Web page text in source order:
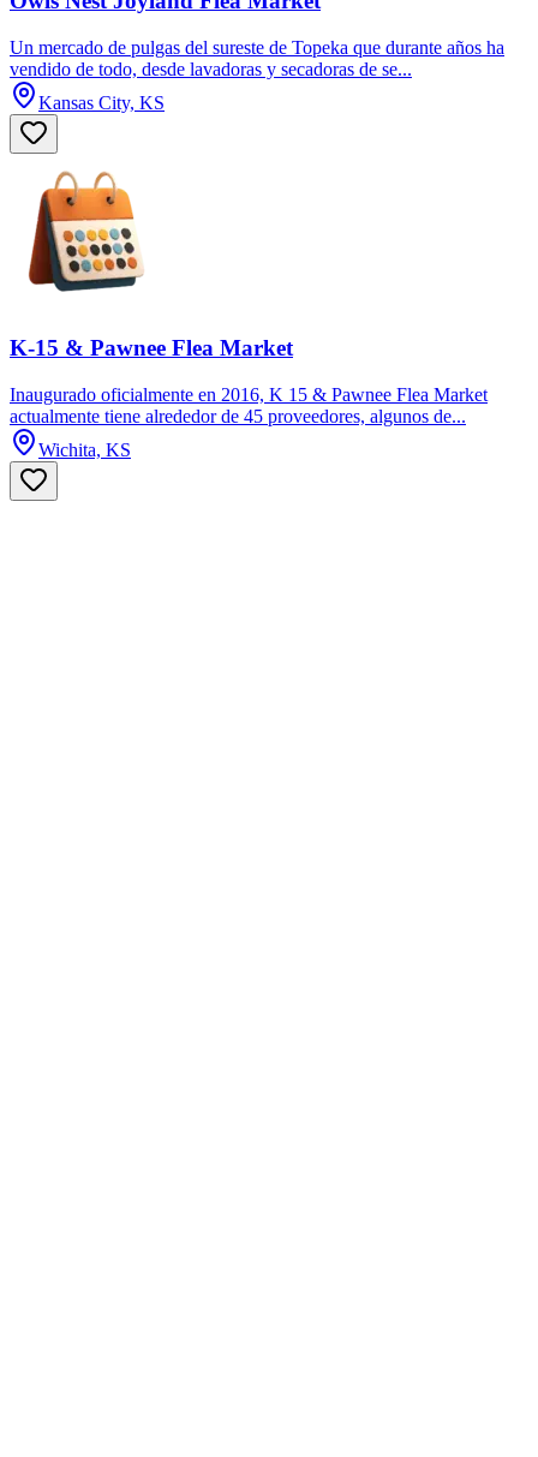
Un mercado de pulgas del sureste de Topeka que durante años ha
vendido de todo, desde lavadoras y secadoras de se...
Kansas City, KS
K-15 & Pawnee Flea Market
Inaugurado oficialmente en 2016, K 15 & Pawnee Flea Market
actualmente tiene alrededor de 45 proveedores, algunos de...
Wichita, KS